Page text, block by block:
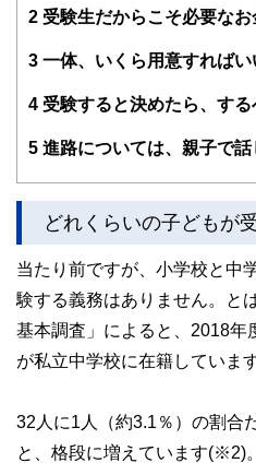
2 受験生だからこそ必要なお
3 一体、いくら用意すればい
4 受験すると決めたら、する
5 進路については、親子で話
どれくらいの子どもが
当たり前ですが、小学校と中
験する義務はありません。と
基本調査」によると、2018年
が私立中学校に在籍していま
32人に1人（約3.1％）の割合
と、格段に増えています(※2)。